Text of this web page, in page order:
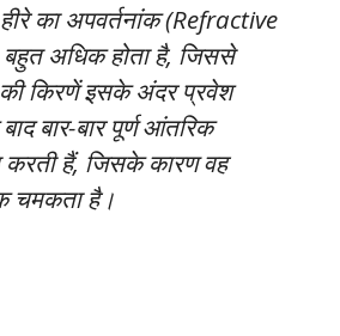
का अपवर्तनांक (Refractive
अधिक होता है, जिससे
किरणें इसके अंदर प्रवेश
बार-बार पूर्ण आंतरिक
करती हैं, जिसके कारण वह
चमकता है।